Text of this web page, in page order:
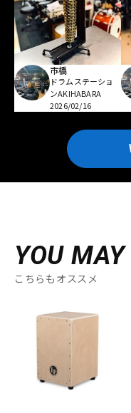
市橋
ドラムステーショ
ンAKIHABARA
2026/02/16
YOU
こちらもオススメ